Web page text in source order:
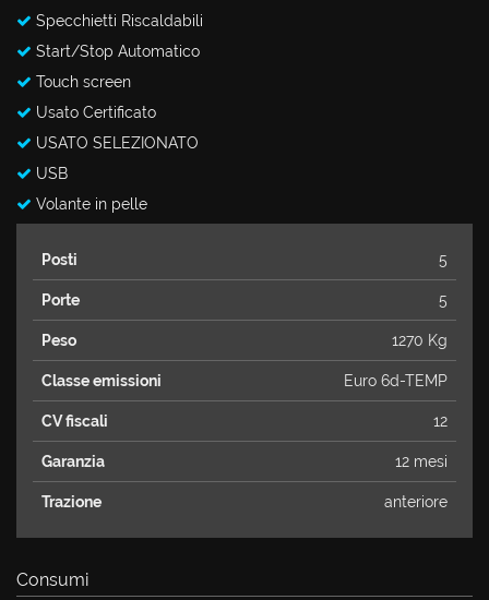
Specchietti Riscaldabili
Start/Stop Automatico
Touch screen
Usato Certificato
USATO SELEZIONATO
USB
Volante in pelle
Posti 5
Porte 5
Peso 1270 Kg
Classe emissioni Euro 6d-TEMP
CV fiscali 12
Garanzia 12 mesi
Trazione anteriore
Consumi